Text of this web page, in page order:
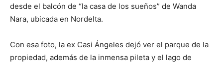
desde el balcón de “la casa de los sueños” de Wanda
Nara, ubicada en Nordelta.
Con esa foto, la ex Casi Ángeles dejó ver el parque de la
propiedad, además de la inmensa pileta y el lago de